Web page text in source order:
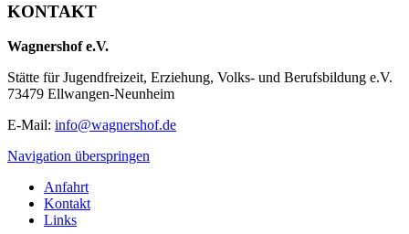
KONTAKT
Wagnershof e.V.
Stätte für Jugendfreizeit, Erziehung, Volks- und Berufsbildung e.V.
73479 Ellwangen-Neunheim
E-Mail: info@wagnershof.de
Navigation überspringen
Anfahrt
Kontakt
Links